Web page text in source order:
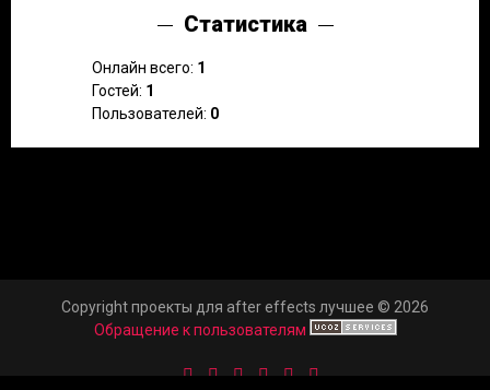
Статистика
Онлайн всего: 1
Гостей: 1
Пользователей: 0
Copyright проекты для after effects лучшее © 2026
Обращение к пользователям